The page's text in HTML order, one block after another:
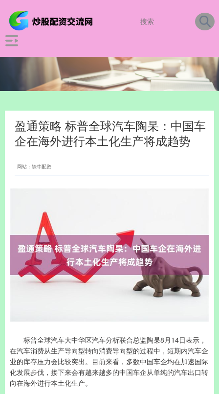
盈通策略 标普全球汽车陶杲：中国车
企在海外进行本土化生产将成趋势
网站：铁牛配资
标普全球汽车大中华区汽车分析联合总监陶杲8月14日表示，
在汽车消费从生产导向型转向消费导向型的过程中，短期内汽车企
业的库存压力会比较突出。目前来看，多数中国车企均在加速国际
化发展步伐，接下来会有越来越多的中国车企从单纯的汽车出口转
向在海外进行本土化生产。